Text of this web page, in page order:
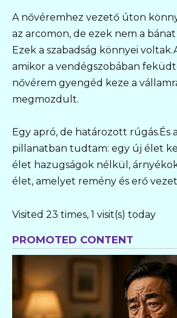
A nővéremhez vezető úton
az arcomon, de ezek nem a
Ezek a szabadság könnyei
amikor a vendégszobában
nővérem gyengéd keze a
megmozdult.
Egy apró, de határozott rúgás.És
pillanatban tudtam: egy új élet
élet hazugságok nélkül,
élet, amelyet remény és erő
Visited 23 times, 1 visit(s) today